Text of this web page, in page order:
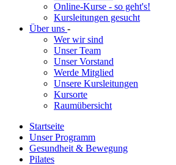
Online-Kurse - so geht's!
Kursleitungen gesucht
Über uns -
Wer wir sind
Unser Team
Unser Vorstand
Werde Mitglied
Unsere Kursleitungen
Kursorte
Raumübersicht
Startseite
Unser Programm
Gesundheit & Bewegung
Pilates